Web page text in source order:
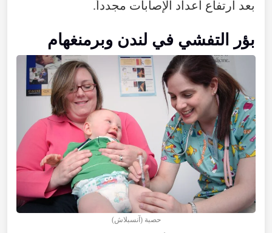
بعد ارتفاع أعداد الإصابات مجدداً.
بؤر التفشي في لندن وبرمنغهام
حصبة (آنسبلاش)